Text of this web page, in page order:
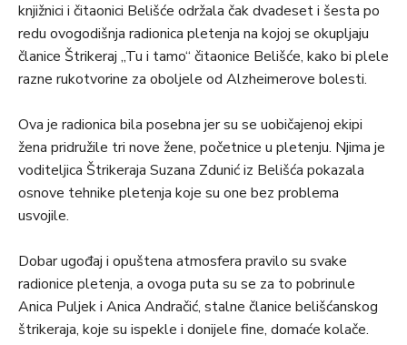
knjižnici i čitaonici Belišće održala čak dvadeset i šesta po
redu ovogodišnja radionica pletenja na kojoj se okupljaju
članice Štrikeraj „Tu i tamo“ čitaonice Belišće, kako bi plele
razne rukotvorine za oboljele od Alzheimerove bolesti.
Ova je radionica bila posebna jer su se uobičajenoj ekipi
žena pridružile tri nove žene, početnice u pletenju. Njima je
voditeljica Štrikeraja Suzana Zdunić iz Belišća pokazala
osnove tehnike pletenja koje su one bez problema
usvojile.
Dobar ugođaj i opuštena atmosfera pravilo su svake
radionice pletenja, a ovoga puta su se za to pobrinule
Anica Puljek i Anica Andračić, stalne članice belišćanskog
štrikeraja, koje su ispekle i donijele fine, domaće kolače.